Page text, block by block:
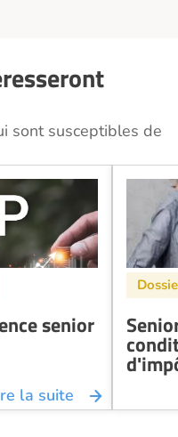
sont susceptibles de
senior
la suite